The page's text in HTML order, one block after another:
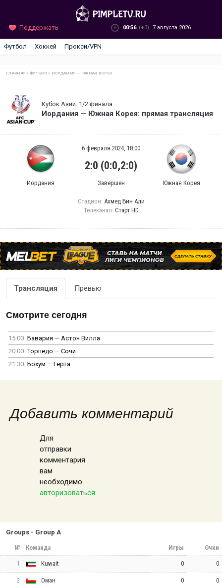
Поддержать 00:56 (+3) 7 августа 2026
Футбол Хоккей Прокси/VPN
ГЛАВНАЯ »ФУТБОЛ » ИОРДАНИЯ — ЮЖНАЯ КОРЕЯ
Кубок Азии. 1/2 финала
Иордания — Южная Корея: прямая трансляция
Иордания
6 февраля 2024, 18:00
2:0 (0:0,2:0)
Завершен Южная Корея
Стадион: Ахмед Бин Али
Телеканал: Старт HD
Трансляция Превью
Смотрите сегодня
15:00 Бавария — Астон Вилла
20:00 Торпедо — Сочи
21:30 Бохум — Герта
Добавить комментарий
Для
отправки
комментария
вам
необходимо
авторизоваться.
Groups - Group A
№ Команда Игры Очки
1 Kuwait 0 0
2 Оман 0 0